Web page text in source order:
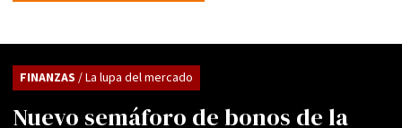
Nuevo semáforo de bonos de la
FINANZAS / La lupa del mercado